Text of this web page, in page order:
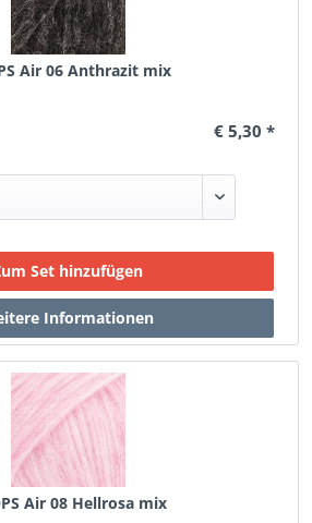
Air 06 Anthrazit mix
€ 5,30 *
Air 08 Hellrosa mix